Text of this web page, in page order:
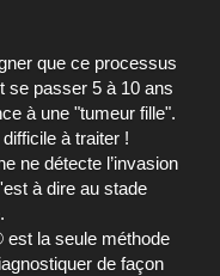
que ce processus
se passer 5 à 10 ans
à une "tumeur fille".
à traiter !
ne détecte l’invasion
à dire au stade
est la seule méthode
de façon